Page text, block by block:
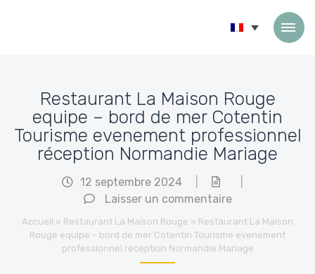
Restaurant La Maison Rouge
equipe – bord de mer Cotentin
Tourisme evenement professionnel
réception Normandie Mariage
12 septembre 2024
Laisser un commentaire
Accueil » Restaurant La Maison Rouge » Restaurant La Maison
Rouge equipe – bord de mer Cotentin Tourisme evenement
professionnel réception Normandie Mariage